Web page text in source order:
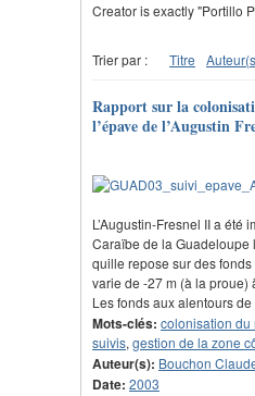
Creator is exactly "Portillo
Trier par : Titre
Rapport sur la
l’épave de l’Augustin
L’Augustin-Fresnel II a été
Caraïbe de la Guadeloupe
quille repose sur des
varie de -27 m (à la proue)
Les fonds aux alentours
Mots-clés: colonisation du
suivis, gestion de la zone
Auteur(s): Bouchon
Date: 2003